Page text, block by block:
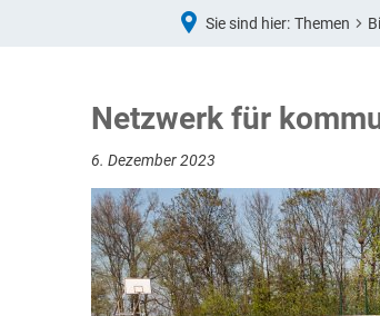
Sie sind hier: Themen
Netzwerk für
6. Dezember 2023